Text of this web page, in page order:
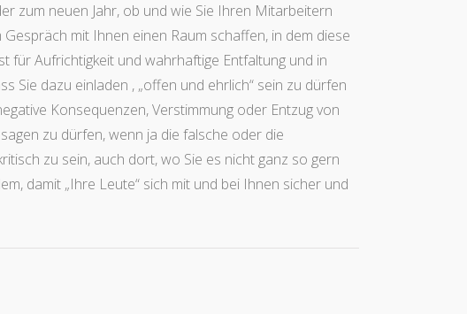
zum neuen Jahr, ob und wie Sie Ihren Mitarbeitern
mit Ihnen einen Raum schaffen, in dem diese
für Aufrichtigkeit und wahrhaftige Entfaltung und in
Sie dazu einladen , „offen und ehrlich“ sein zu dürfen
Konsequenzen, Verstimmung oder Entzug von
zu dürfen, wenn ja die falsche oder die
zu sein, auch dort, wo Sie es nicht ganz so gern
damit „Ihre Leute“ sich mit und bei Ihnen sicher und